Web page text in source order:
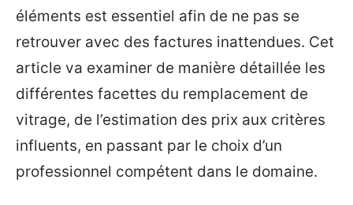
éléments est essentiel afin de ne pas se
retrouver avec des factures inattendues. Cet
article va examiner de manière détaillée les
différentes facettes du remplacement de
vitrage, de l’estimation des prix aux critères
influents, en passant par le choix d’un
professionnel compétent dans le domaine.